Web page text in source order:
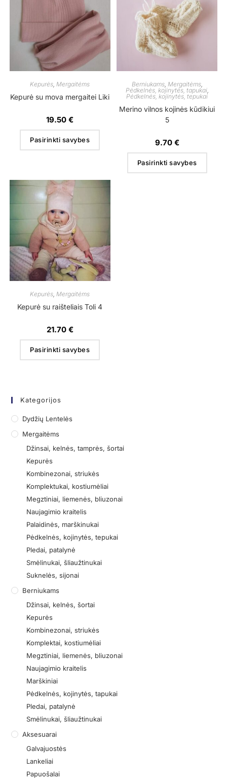
Kepurės,Mergaitėms
Kepurė su mova mergaitei Liki
19.50€
Pasirinkti savybes
Berniukams, Mergaitėms,
Pėdkelnės, kojinytės, tapukai,
Pėdkelnės, kojinytės, tepukai
Merino vilnos kojinės kūdikiui
5
9.70 €
Pasirinkti savybes
Kepurės Mergaitėms
Kepurė su raišteliais Toli 4
21.70 €
Pasirinkti savybes
Kategorijos
Dydžių Lentelės
Mergaitėms
Džinsai, kelnės, tamprės, šortai
Kepurės
Kombinezonai, striukės
Komplektukai, kostiumėliai
Megztiniai, liemenės, bliuzonai
Naujagimio kraitelis
Palaidinės, marškinukai
Pėdkelnės, kojinytės, tepukai
Pledai, patalynė
Smėlinukai, šliaužtinukai
Suknelės, sijonai
Berniukams
Džinsai, kelnės, šortai
Kepurės
Kombinezonai, striukės
Komplektai, kostiumėliai
Megztiniai, liemenės, bliuzonai
Naujagimio kraitelis
Marškiniai
Pėdkelnės, kojinytės, tapukai
Pledai, patalynė
Smėlinukai, šliaužtinukai
Aksesuarai
Galvajuostės
Lankeliai
Papuošalai